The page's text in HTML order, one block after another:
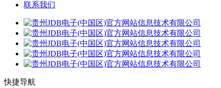
联系我们
快捷导航